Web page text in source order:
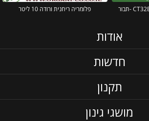
פלומריה ריחנית ורודה 10 ליטר
אודות
חדשות
תקנון
מושגי גינון